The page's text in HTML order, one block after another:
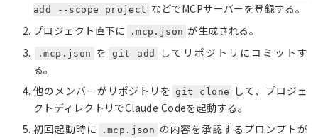
add --scope project などでMCPサーバーを登録する。
プロジェクト直下に
.mcp.json が生成される。
.mcp.json を git add
してリポジトリにコミットす
る。
他のメンバーがリポジトリを git clone
して、プロジェ
クトディレクトリでClaude Codeを起動する。
初回起動時に
.mcp.json の内容を承認するプロンプトが